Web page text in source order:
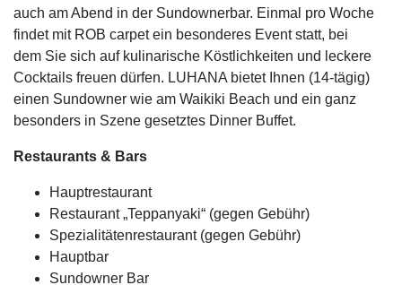
auch am Abend in der Sundownerbar. Einmal pro Woche
findet mit ROB carpet ein besonderes Event statt, bei
dem Sie sich auf kulinarische Köstlichkeiten und leckere
Cocktails freuen dürfen. LUHANA bietet Ihnen (14-tägig)
einen Sundowner wie am Waikiki Beach und ein ganz
besonders in Szene gesetztes Dinner Buffet.
Restaurants & Bars
Hauptrestaurant
Restaurant „Teppanyaki“ (gegen Gebühr)
Spezialitätenrestaurant (gegen Gebühr)
Hauptbar
Sundowner Bar